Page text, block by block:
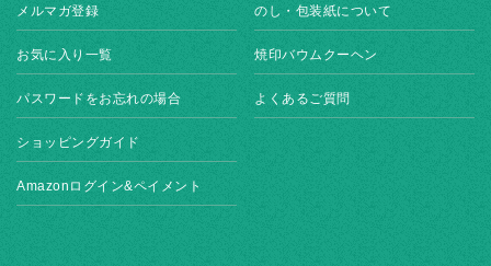
メルマガ登録
お気に入り一覧
パスワードをお忘れの場合
ショッピングガイド
Amazonログイン&ペイメント
のし・包装紙について
焼印バウムクーヘン
よくあるご質問